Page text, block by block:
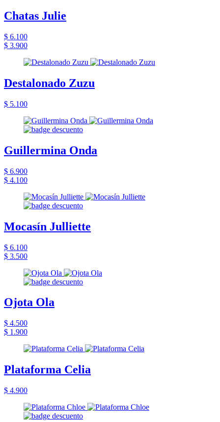
Chatas Julie
$ 6.100
$ 3.900
Destalonado Zuzu
$ 5.100
Guillermina Onda
$ 6.900
$ 4.100
Mocasín Julliette
$ 6.100
$ 3.500
Ojota Ola
$ 4.500
$ 1.900
Plataforma Celia
$ 4.900